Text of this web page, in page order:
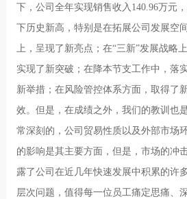
下，公司全年实现销售收入140.96万元，
下历史新高，特别是在拓展公司发展空间
上，呈现了新亮点；在“三新”发展战略上
实现了新突破；在降本节支工作中，落
新举措；在风险管控体系方面，取得了
效。但是，在成绩之外，我们的教训也
常深刻的，公司贸易性质以及外部市场
的影响是其主要方面，但是，市场的冲
露了公司在近几年快速发展中积累的许
层次问题，值得每一位员工痛定思痛、